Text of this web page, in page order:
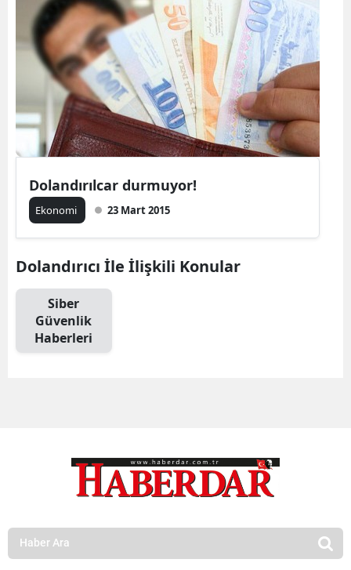
Dolandırılcar durmuyor!
Ekonomi 23 Mart 2015
Dolandırıcı İle İlişkili Konular
Siber
Güvenlik
Haberleri